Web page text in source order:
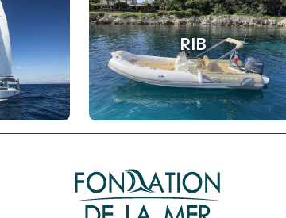
RIB